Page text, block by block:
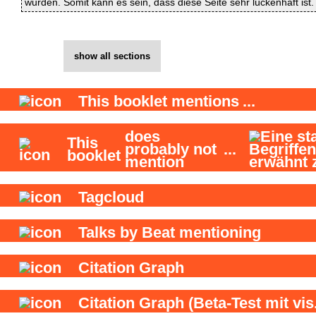
wurden. Somit kann es sein, dass diese Seite sehr lückenhaft ist.
show all sections
This booklet mentions ...
This
booklet
does
probably not
mention
...
Tagcloud
Talks by Beat mentioning
Citation Graph
Citation Graph (Beta-Test mit